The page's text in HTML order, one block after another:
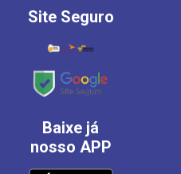
Site Seguro
Baixe já
nosso APP